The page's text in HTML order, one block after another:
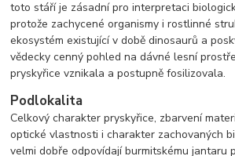
toto stáří je zásadní pro interpretaci
protože zachycené organismy i rostlinné
ekosystém existující v době dinosaurů a
vědecky cenný pohled na dávné lesní
pryskyřice vznikala a postupně fosilizovala.
Podlokalita
Celkový charakter pryskyřice, zbarvení
optické vlastnosti i charakter zachovaných
velmi dobře odpovídají burmitskému jantaru